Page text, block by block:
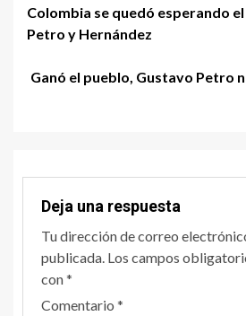
Colombia se quedó esperando
Petro y Hernández
Ganó el pueblo, Gustavo Petro
Deja una respuesta
Tu dirección de correo
publicada. Los campos
con*
Comentario *